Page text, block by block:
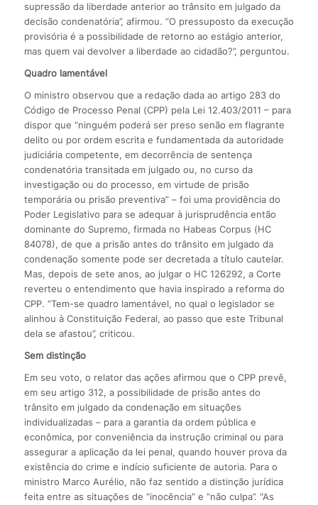
supressão da liberdade anterior ao trânsito em julgado da
decisão condenatória”, afirmou. “O pressuposto da execução
provisória é a possibilidade de retorno ao estágio anterior,
mas quem vai devolver a liberdade ao cidadão?”, perguntou.
Quadro lamentável
O ministro observou que a redação dada ao artigo 283 do
Código de Processo Penal (CPP) pela Lei 12.403/2011 – para
dispor que “ninguém poderá ser preso senão em flagrante
delito ou por ordem escrita e fundamentada da autoridade
judiciária competente, em decorrência de sentença
condenatória transitada em julgado ou, no curso da
investigação ou do processo, em virtude de prisão
temporária ou prisão preventiva” – foi uma providência do
Poder Legislativo para se adequar à jurisprudência então
dominante do Supremo, firmada no Habeas Corpus (HC
84078), de que a prisão antes do trânsito em julgado da
condenação somente pode ser decretada a título cautelar.
Mas, depois de sete anos, ao julgar o HC 126292, a Corte
reverteu o entendimento que havia inspirado a reforma do
CPP. “Tem-se quadro lamentável, no qual o legislador se
alinhou à Constituição Federal, ao passo que este Tribunal
dela se afastou”, criticou.
Sem distinção
Em seu voto, o relator das ações afirmou que o CPP prevê,
em seu artigo 312, a possibilidade de prisão antes do
trânsito em julgado da condenação em situações
individualizadas – para a garantia da ordem pública e
econômica, por conveniência da instrução criminal ou para
assegurar a aplicação da lei penal, quando houver prova da
existência do crime e indício suficiente de autoria. Para o
ministro Marco Aurélio, não faz sentido a distinção jurídica
feita entre as situações de “inocência” e “não culpa”. “As